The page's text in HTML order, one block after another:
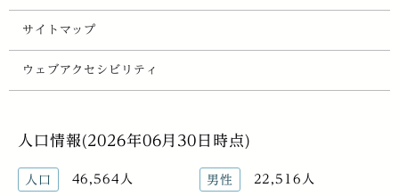
サイトマップ
ウェブアクセシビリティ
人口情報(2026年06月30日時点)
人口 46,564人 男性 22,516人